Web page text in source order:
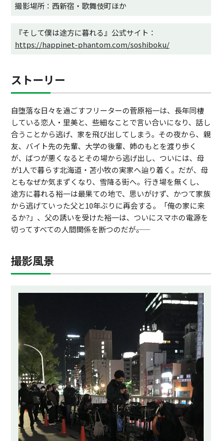
撮影場所：西新宿・歌舞伎町ほか
『そして僕は途方に暮れる』公式サイト：
https://happinet-phantom.com/soshiboku/
ストーリー
自堕落な日々を過ごすフリーターの菅原裕一は、長年同棲
している恋人・里美と、些細なことで言い合いになり、話し
合うことから逃げ、家を飛び出してしまう。その夜から、親
友、バイト先の先輩、大学の後輩、姉のもとを渡り歩く
が、ばつが悪くなるとその場から逃げ出し、ついには、母
が1人で暮らす北海道・苫小牧の実家へ辿り着く。だが、母
ともなぜか気まずくなり、雪降る街へ。行き場を無くし、
途方に暮れる裕一は最果ての地で、思いがけず、かつて家族
から逃げていった父と10年ぶりに再会する。「俺の家に来
るか?」、父の誘いを受けた裕一は、ついにスマホの電源を
切ってすべての人間関係を断つのだが――。
撮影風景